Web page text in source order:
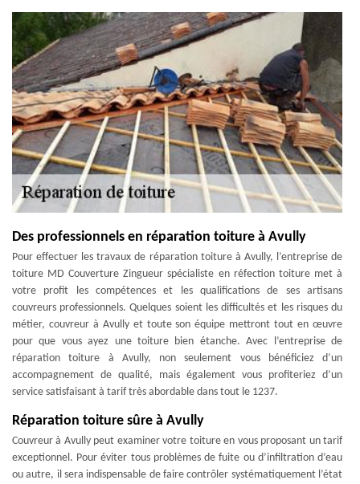
Des professionnels en réparation toiture à Avully
Pour effectuer les travaux de réparation toiture à Avully, l’entreprise de
toiture MD Couverture Zingueur spécialiste en réfection toiture met à
votre profit les compétences et les qualifications de ses artisans
couvreurs professionnels. Quelques soient les difficultés et les risques du
métier, couvreur à Avully et toute son équipe mettront tout en œuvre
pour que vous ayez une toiture bien étanche. Avec l’entreprise de
réparation toiture à Avully, non seulement vous bénéficiez d’un
accompagnement de qualité, mais également vous profiteriez d’un
service satisfaisant à tarif très abordable dans tout le 1237.
Réparation toiture sûre à Avully
Couvreur à Avully peut examiner votre toiture en vous proposant un tarif
exceptionnel. Pour éviter tous problèmes de fuite ou d’infiltration d’eau
ou autre, il sera indispensable de faire contrôler systématiquement l’état